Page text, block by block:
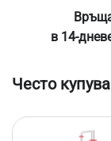
в 14-
Често